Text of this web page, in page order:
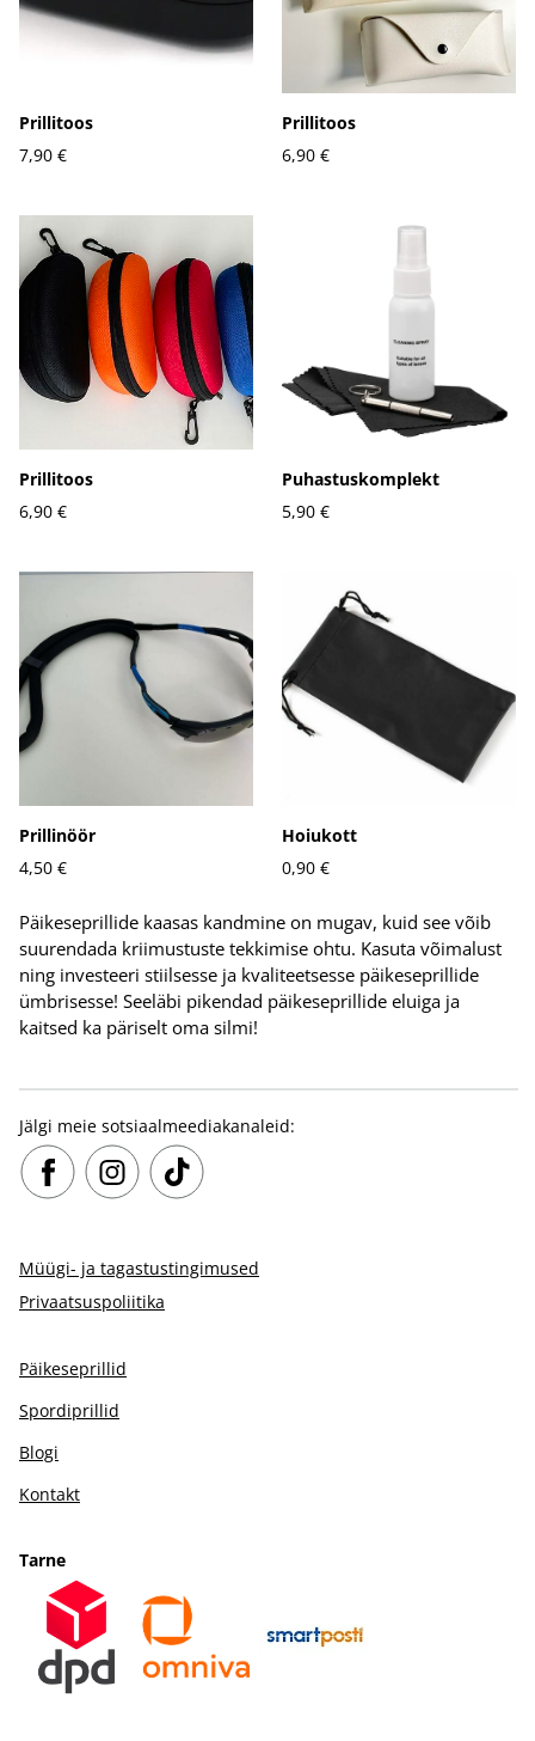
Prillitoos
7,90 €
Prillitoos
6,90 €
Prillitoos
6,90 €
Puhastuskomplekt
5,90 €
Prillinöör
4,50 €
Hoiukott
0,90 €
Päikeseprillide kaasas kandmine on mugav, kuid see võib
suurendada kriimustuste tekkimise ohtu. Kasuta võimalust
ning investeeri stiilsesse ja kvaliteetsesse päikeseprillide
ümbrisesse! Seeläbi pikendad päikeseprillide eluiga ja
kaitsed ka päriselt oma silmi!
Jälgi meie sotsiaalmeediakanaleid:
Müügi- ja tagastustingimused
Privaatsuspoliitika
Päikeseprillid
Spordiprillid
Blogi
Kontakt
Tarne